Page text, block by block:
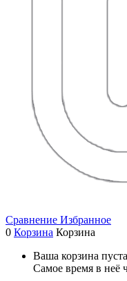
Сравнение Избранное
0 Корзина Корзина
Ваша корзина
Самое время в неё